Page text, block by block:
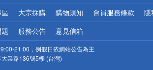
大宗採購 購物須知 會員服務條款 隱
服務公告 意見信箱
21:00，例假日依網站公告為主
業路136號5樓 (台灣)